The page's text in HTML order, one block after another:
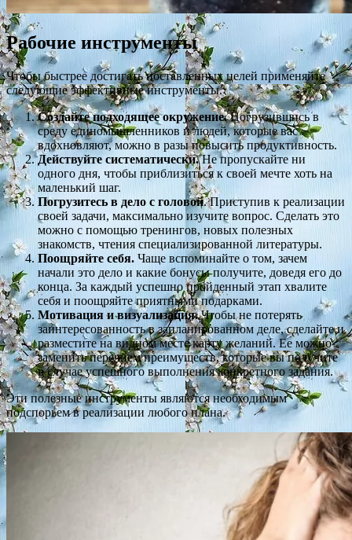
Рабочие инструменты
Чтобы быстрее достигать поставленных целей применяйте
следующие эффективные инструменты.
Создайте подходящее окружение.Погрузившись в
среду единомышленников и людей, которые вас
вдохновляют, можно в разы повысить продуктивность.
Действуйте систематически.Не пропускайте ни
одного дня, чтобы приблизиться к своей мечте хоть на
маленький шаг.
Погрузитесь в дело с головой. Приступив к реализации
своей задачи, максимально изучите вопрос. Сделать это
можно с помощью тренингов, новых полезных
знакомств, чтения специализированной литературы.
Поощряйте себя. Чаще вспоминайте о том, зачем
начали это дело и какие бонусы получите, доведя его до
конца. За каждый успешно пройденный этап хвалите
себя и поощряйте приятными подарками.
Мотивация и визуализация.Чтобы не потерять
заинтересованность в запланированном деле, сделайте и
разместите на видном месте карту желаний. Ее можно
заменить перечнем преимуществ, которые вы получите
в случае успешного выполнения конкретного задания.
Эти полезные инструменты являются необходимым
подспорьем в реализации любого плана.